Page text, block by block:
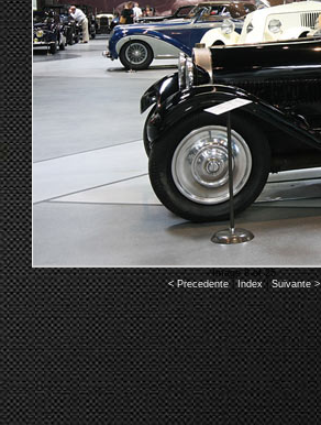
Image 8 of 25
< Precedente| Index|Suivante >